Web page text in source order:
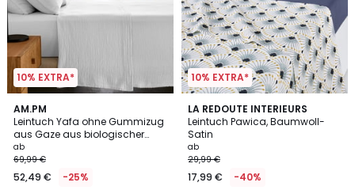
10% EXTRA*
AM.PM
Leintuch Yafa ohne Gummizug
aus Gaze aus biologischer
Baumwolle
ab
69,99 €
52,49 € -25%
4,6
/ 5
20
Farben
10% EXTRA*
LA REDOUTE INTERIEURS
Leintuch Pawica, Baumwoll-
Satin
ab
29,99 €
17,99 € -40%
4,4
/ 5